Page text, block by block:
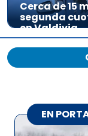
Cerca de 15
segunda
en Valdivia
EN